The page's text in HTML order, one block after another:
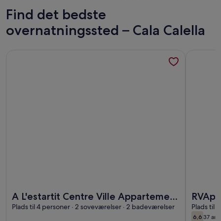
Find det bedste
overnatningssted – Cala Calella
A L'estartit Centre Ville Appartement
Duplex Avec Garage . a 200 m de la
Plads til 4 personer · 2 soveværelser · 2 badeværelser
Flere oplysninger om A L'estartit Centre Ville Appartement
Plads til
6,6 37